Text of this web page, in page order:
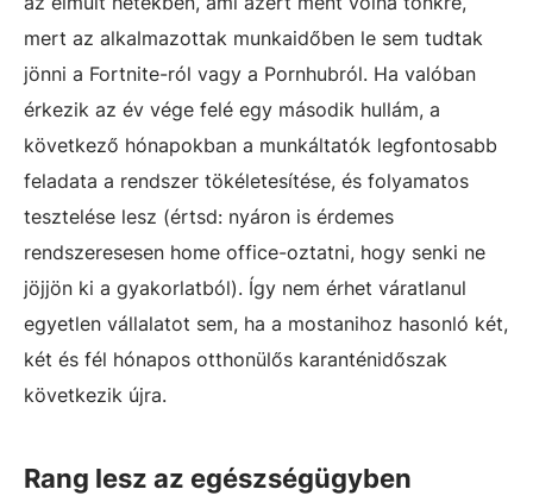
mert az alkalmazottak munkaidőben le sem tudtak
jönni a Fortnite-ról vagy a Pornhubról. Ha valóban
érkezik az év vége felé egy második hullám, a
következő hónapokban a munkáltatók legfontosabb
feladata a rendszer tökéletesítése, és folyamatos
tesztelése lesz (értsd: nyáron is érdemes
rendszeresesen home office-oztatni, hogy senki ne
jöjjön ki a gyakorlatból). Így nem érhet váratlanul
egyetlen vállalatot sem, ha a mostanihoz hasonló két,
két és fél hónapos otthonülős karanténidőszak
következik újra.
Rang lesz az egészségügyben